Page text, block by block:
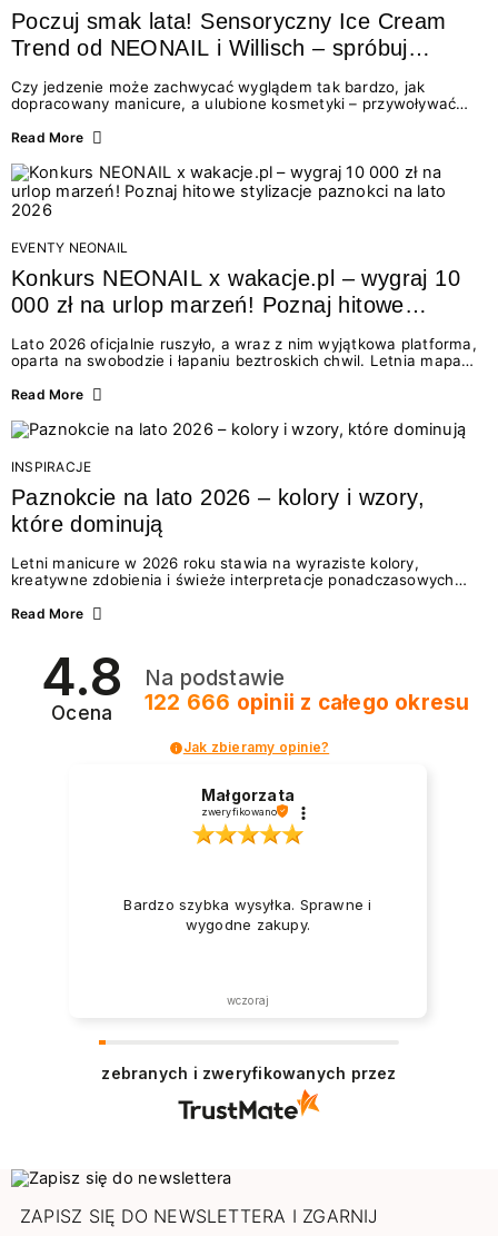
Poczuj smak lata! Sensoryczny Ice Cream
Trend od NEONAIL i Willisch – spróbuj
nowych lodów i odbierz prezent!
Czy jedzenie może zachwycać wyglądem tak bardzo, jak
dopracowany manicure, a ulubione kosmetyki – przywoływać
świata beauty i oszałamiających deserów to coś więcej niż
zmysłami: przez soczysty kolor, aksamitną teksturę,
orzeźwiający zapach i słodki akcent na podniebieniu. Tego lata
NEONAIL łączy siły z marką Willisch, tworząc unikalny projekt
na styku jedzenia i piękna....
Read More
EVENTY NEONAIL
Konkurs NEONAIL x wakacje.pl – wygraj 10
000 zł na urlop marzeń! Poznaj hitowe
Lato 2026 oficjalnie ruszyło, a wraz z nim wyjątkowa platforma,
oparta na swobodzie i łapaniu beztroskich chwil. Letnia mapa
doświadczenia wakacji – od spontanicznych wyjazdów, przez
Motywem przewodnim jest eksplorowanie i kolekcjonowanie
letnich momentów. Z tej okazji przygotowaliśmy coś absolutnie
wyjątkowego: wielki konkurs z wakacje.pl oraz dawkę
najgorętszych trendów w...
Read More
INSPIRACJE
Paznokcie na lato 2026 – kolory i wzory,
które dominują
Letni manicure w 2026 roku stawia na wyraziste kolory,
kreatywne zdobienia i świeże interpretacje ponadczasowych
zarówno energetycznych odcieni inspirowanych wakacjami, jak
2026? Znajdź inspirację dla swojego manicure!
Read More
4.8
Ocena
Na podstawie
122 666 opinii z całego okresu
Jak zbieramy opinie?
Małgorzata
zweryfikowano
Bardzo szybka wysyłka. Sprawne i
wygodne zakupy.
wczoraj
zebranych i zweryfikowanych przez
ZAPISZ SIĘ DO NEWSLETTERA I ZGARNIJ